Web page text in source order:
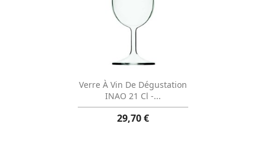
 Aperçu rapide
Verre À Vin De Dégustation
INAO 21 Cl -...
29,70 €